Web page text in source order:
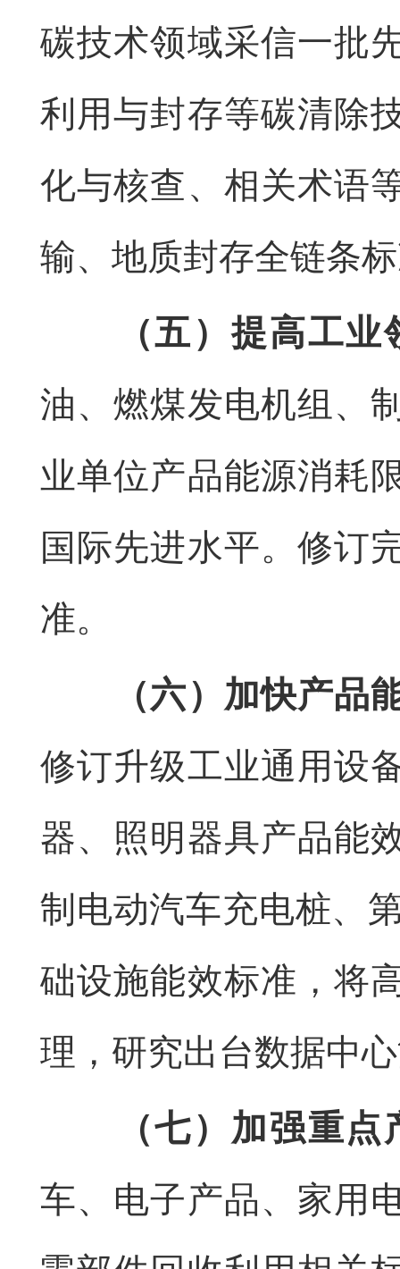
碳技术领域采信一批
利用与封存等碳清除
化与核查、相关术语
输、地质封存全链条
（五）提高工
油、燃煤发电机组、
业单位产品能源消耗
国际先进水平。修订
准。
（六）加快产品
修订升级工业通用设
器、照明器具产品能
制电动汽车充电桩、
础设施能效标准，将
理，研究出台数据中
（七）加强重
车、电子产品、家用